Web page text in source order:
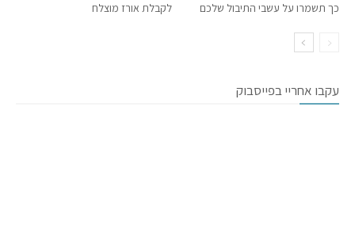
כך תשמרו על עשבי התיבול שלכם לקבלת אורז מוצלח
עקבו אחריי בפייסבוק